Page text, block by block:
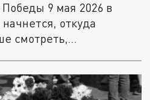
9 мая 2026 в
откуда
смотреть,...